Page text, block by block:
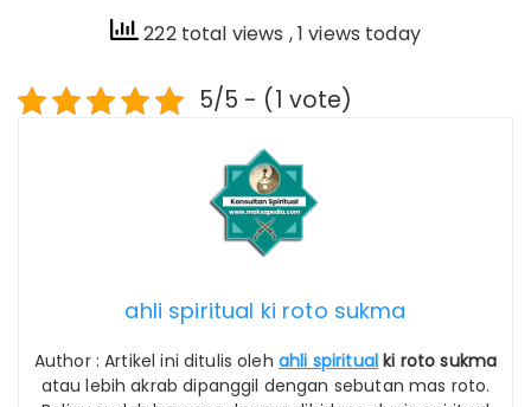
222 total views , 1 views today
5/5 - (1 vote)
ahli spiritual ki roto sukma
Author : Artikel ini ditulis oleh ahli spiritual ki roto sukma
atau lebih akrab dipanggil dengan sebutan mas roto.